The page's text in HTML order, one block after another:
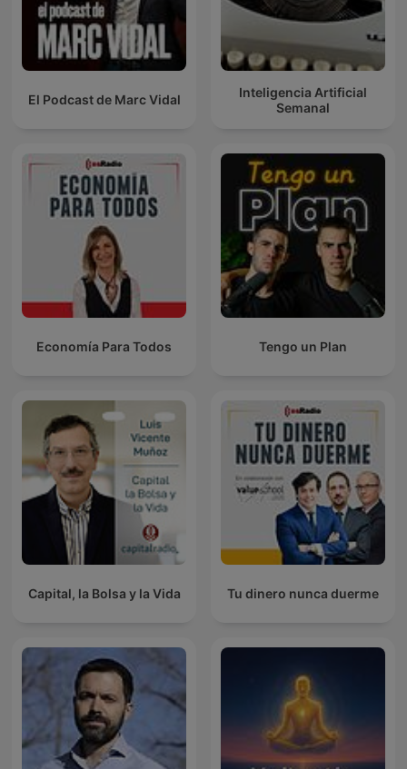
El Podcast de Marc Vidal
Inteligencia Artificial
Semanal
Economía Para Todos Tengo un Plan
Capital, la Bolsa y la Vida Tu dinero nunca duerme